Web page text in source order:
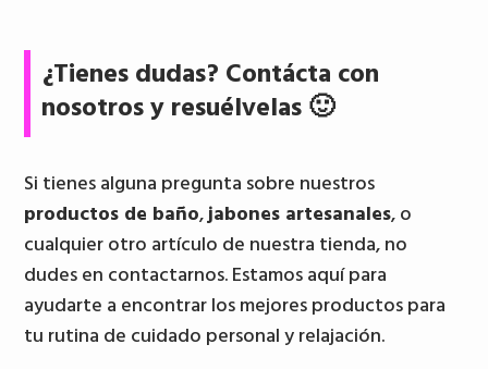
¿Tienes dudas? Contácta con
nosotros y resuélvelas 🙂
Si tienes alguna pregunta sobre nuestros
productos de baño,jabones artesanales, o
cualquier otro artículo de nuestra tienda, no
dudes en contactarnos. Estamos aquí para
ayudarte a encontrar los mejores productos para
tu rutina de cuidado personal y relajación.